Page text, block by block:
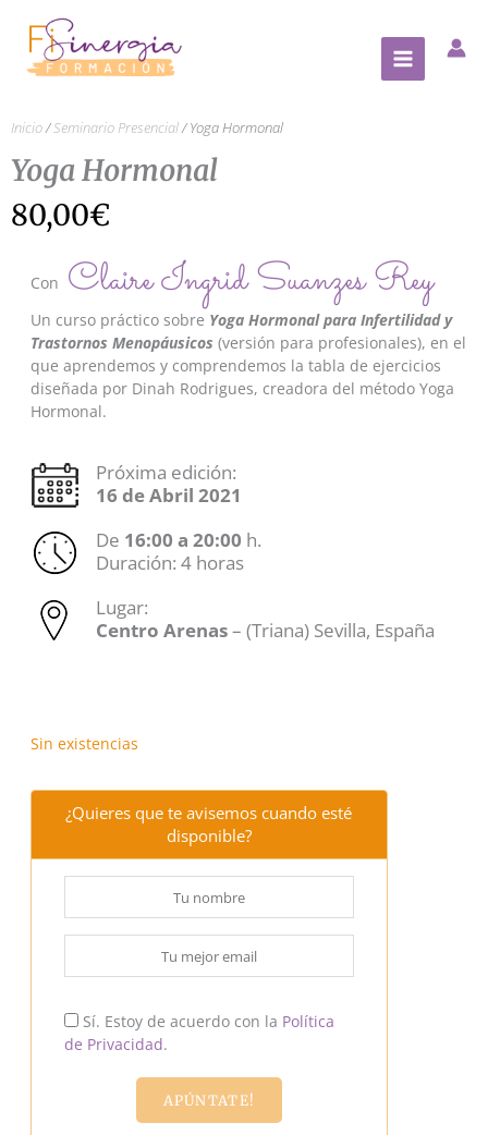
contenido
Inicio/Seminario Presencial/ Yoga Hormonal
Yoga Hormonal
80,00€
Con Claire Ingrid Suanzes Rey
Un curso práctico sobre Yoga Hormonal para Infertilidad y
Trastornos Menopáusicos (versión para profesionales), en el
que aprendemos y comprendemos la tabla de ejercicios
diseñada por Dinah Rodrigues, creadora del método Yoga
Hormonal.
Próxima edición:
16 de Abril 2021
De 16:00 a 20:00 h.
Duración: 4 horas
Lugar:
Centro Arenas– (Triana) Sevilla, España
Sin existencias
¿Quieres que te avisemos cuando esté
disponible?
Sí. Estoy de acuerdo con la Política
de Privacidad.